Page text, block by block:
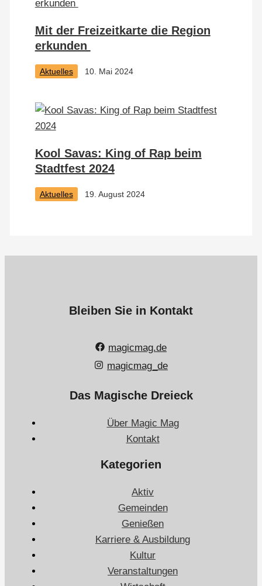
Mit der Freizeitkarte die Region
erkunden
Aktuelles 10. Mai 2024
Kool Savas: King of Rap beim
Stadtfest 2024
Aktuelles 19. August 2024
Bleiben Sie in Kontakt
magicmag.de
magicmag_de
Das Magische Dreieck
Über Magic Mag
Kontakt
Kategorien
Aktiv
Gemeinden
Genießen
Karriere & Ausbildung
Kultur
Veranstaltungen